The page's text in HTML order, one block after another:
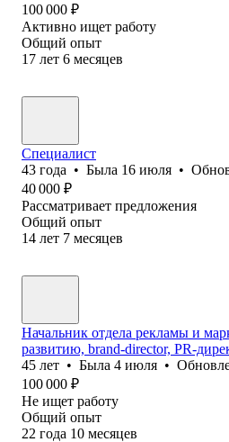
100 000 ₽
Активно ищет работу
Общий опыт
17 лет 6 месяцев
Специалист
43 года • Была 16 июля •
40 000 ₽
Рассматривает предложения
Общий опыт
14 лет 7 месяцев
Начальник отдела рекламы и
развитию, brand-director, PR-
45 лет • Была 4 июля •
100 000 ₽
Не ищет работу
Общий опыт
22 года 10 месяцев